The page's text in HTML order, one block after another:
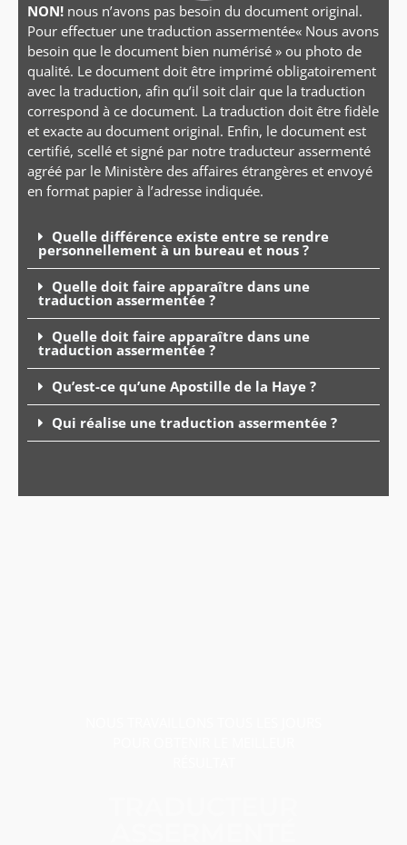
NON! nous n’avons pas besoin du document original.
Pour effectuer une traduction assermentée« Nous avons
besoin que le document bien numérisé » ou photo de
qualité. Le document doit être imprimé obligatoirement
avec la traduction, afin qu’il soit clair que la traduction
correspond à ce document. La traduction doit être fidèle
et exacte au document original. Enfin, le document est
certifié, scellé et signé par notre traducteur assermenté
agréé par le Ministère des affaires étrangères et envoyé
en format papier à l’adresse indiquée.
Quelle différence existe entre se rendre
personnellement à un bureau et nous ?
Quelle doit faire apparaître dans une
traduction assermentée ?
Quelle doit faire apparaître dans une
traduction assermentée ?
Qu’est-ce qu’une Apostille de la Haye ?
Qui réalise une traduction assermentée ?